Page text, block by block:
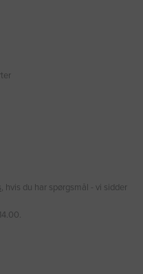
, hvis du har spørgsmål - vi sidder